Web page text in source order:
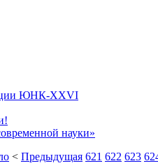
ЮНК-XXVI
науки»
< Предыдущая 621 622 623